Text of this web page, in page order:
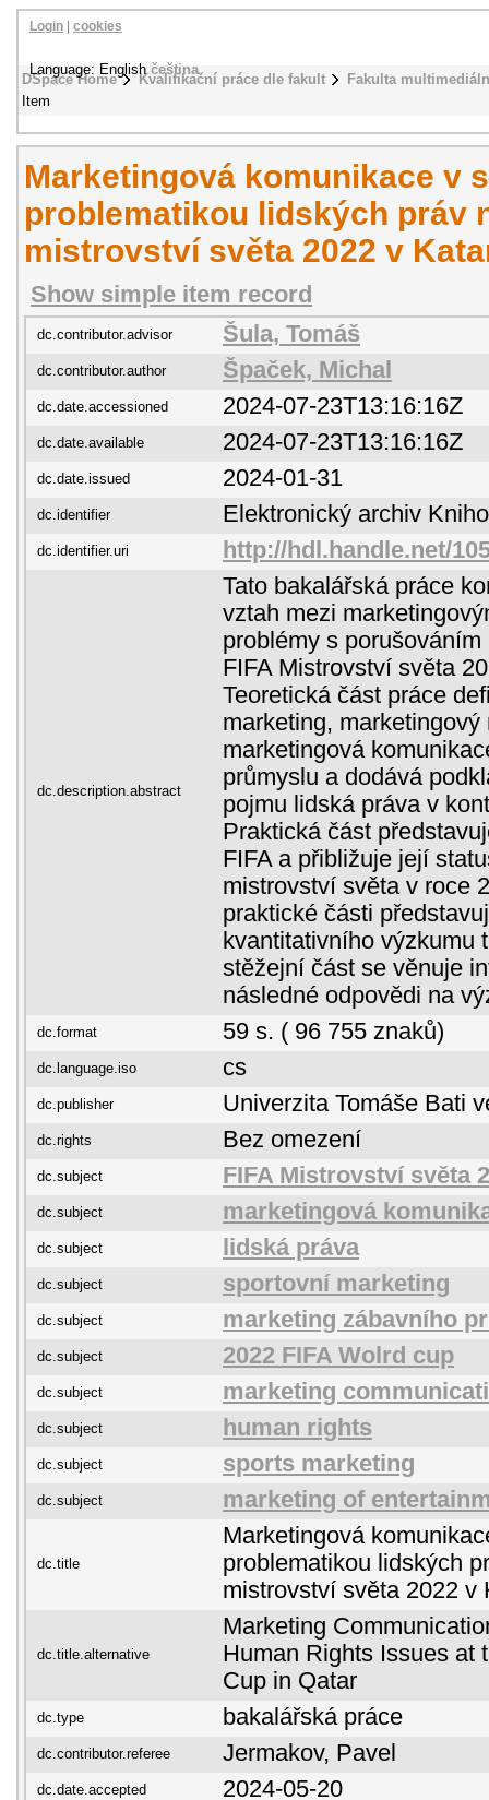
DSpace Home Kvalifikační práce dle fakult
Fakulta
Item
Login cookies
Language: Englishčeština
Marketingová komunikace v
problematikou lidských práv
mistrovství světa 2022 v
Show simple item record
dc.contributor.advisor Šula, Tomáš
dc.contributor.author Špaček, Michal
dc.date.accessioned 2024-07-23T13:16:16Z
dc.date.available 2024-07-23T13:16:16Z
dc.date.issued 2024-01-31
dc.identifier Elektronický archiv
dc.identifier.uri http://hdl.handle.net/
dc.description.abstract
Tato bakalářská práce
vztah mezi
problémy s
FIFA Mistrovství světa
Teoretická část práce
marketing, marketingový
marketingová
průmyslu a dodává
pojmu lidská práva v
Praktická část
FIFA a přibližuje její
mistrovství světa v roce
praktické části
kvantitativního výzkumu
stěžejní část se věnuje
následné odpovědi na
dc.format 59 s. ( 96 755 znaků)
dc.language.iso cs
dc.publisher Univerzita Tomáše Bati
dc.rights Bez omezení
dc.subject FIFA Mistrovství světa
dc.subject marketingová
dc.subject lidská práva
dc.subject sportovní marketing
dc.subject marketing zábavního
dc.subject 2022 FIFA Wolrd cup
dc.subject marketing
dc.subject human rights
dc.subject sports marketing
dc.subject marketing of
dc.title
Marketingová
problematikou lidských
mistrovství světa 2022 v
dc.title.alternative
Marketing
Human Rights Issues at
Cup in Qatar
dc.type bakalářská práce
dc.contributor.referee Jermakov, Pavel
dc.date.accepted 2024-05-20